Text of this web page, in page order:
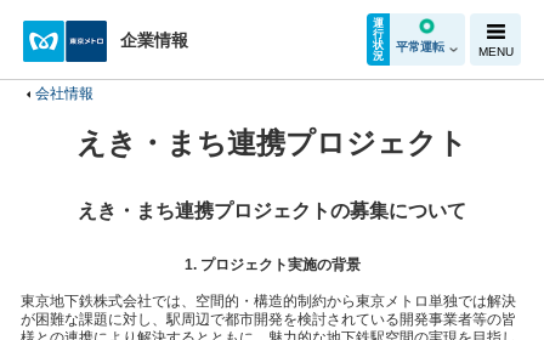
企業情報
運
行
状
況
平常運転 MENU
会社情報
えき・まち連携プロジェクト
えき・まち連携プロジェクトの募集について
1. プロジェクト実施の背景
東京地下鉄株式会社では、空間的・構造的制約から東京メトロ単独では解決
が困難な課題に対し、駅周辺で都市開発を検討されている開発事業者等の皆